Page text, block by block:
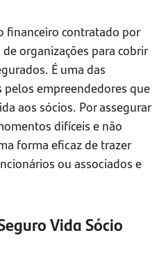
financeiro contratado por
organizações para cobrir
É uma das
empreendedores que
aos sócios. Por assegurar
difíceis e não
forma eficaz de trazer
ou associados e
Vida Sócio